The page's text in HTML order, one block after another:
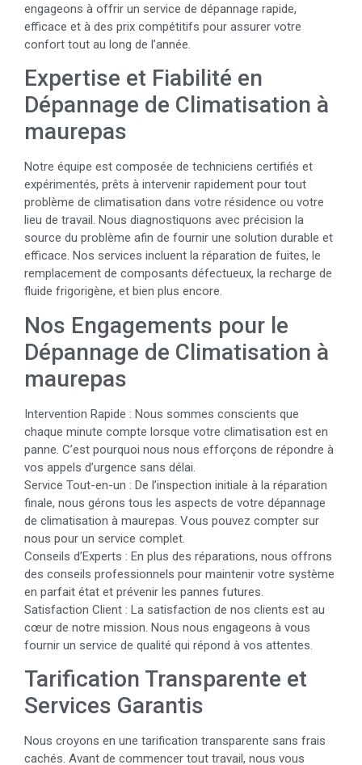
engageons à offrir un service de dépannage rapide,
efficace et à des prix compétitifs pour assurer votre
confort tout au long de l’année.
Expertise et Fiabilité en
Dépannage de Climatisation à
maurepas
Notre équipe est composée de techniciens certifiés et
expérimentés, prêts à intervenir rapidement pour tout
problème de climatisation dans votre résidence ou votre
lieu de travail. Nous diagnostiquons avec précision la
source du problème afin de fournir une solution durable et
efficace. Nos services incluent la réparation de fuites, le
remplacement de composants défectueux, la recharge de
fluide frigorigène, et bien plus encore.
Nos Engagements pour le
Dépannage de Climatisation à
maurepas
Intervention Rapide : Nous sommes conscients que
chaque minute compte lorsque votre climatisation est en
panne. C’est pourquoi nous nous efforçons de répondre à
vos appels d’urgence sans délai.
Service Tout-en-un : De l’inspection initiale à la réparation
finale, nous gérons tous les aspects de votre dépannage
de climatisation à maurepas. Vous pouvez compter sur
nous pour un service complet.
Conseils d’Experts : En plus des réparations, nous offrons
des conseils professionnels pour maintenir votre système
en parfait état et prévenir les pannes futures.
Satisfaction Client : La satisfaction de nos clients est au
cœur de notre mission. Nous nous engageons à vous
fournir un service de qualité qui répond à vos attentes.
Tarification Transparente et
Services Garantis
Nous croyons en une tarification transparente sans frais
cachés. Avant de commencer tout travail, nous vous